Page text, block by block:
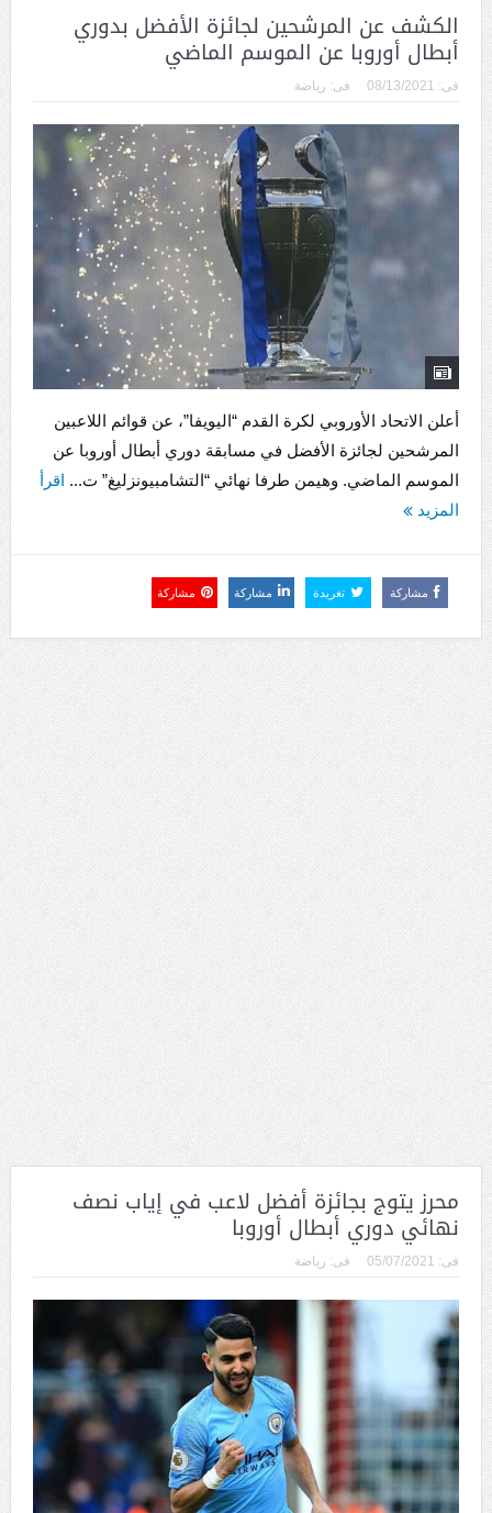
الكشف عن المرشحين لجائزة الأفضل بدوري
أبطال أوروبا عن الموسم الماضي
فى: 08/13/2021 فى: رياضة
أعلن الاتحاد الأوروبي لكرة القدم “اليويفا”، عن قوائم اللاعبين
المرشحين لجائزة الأفضل في مسابقة دوري أبطال أوروبا عن
الموسم الماضي. وهيمن طرفا نهائي “التشامبيونزليغ” ت... اقرأ
المزيد
مشاركة تغريدة مشاركة مشاركة
محرز يتوج بجائزة أفضل لاعب في إياب نصف
نهائي دوري أبطال أوروبا
فى: 05/07/2021 فى: رياضة